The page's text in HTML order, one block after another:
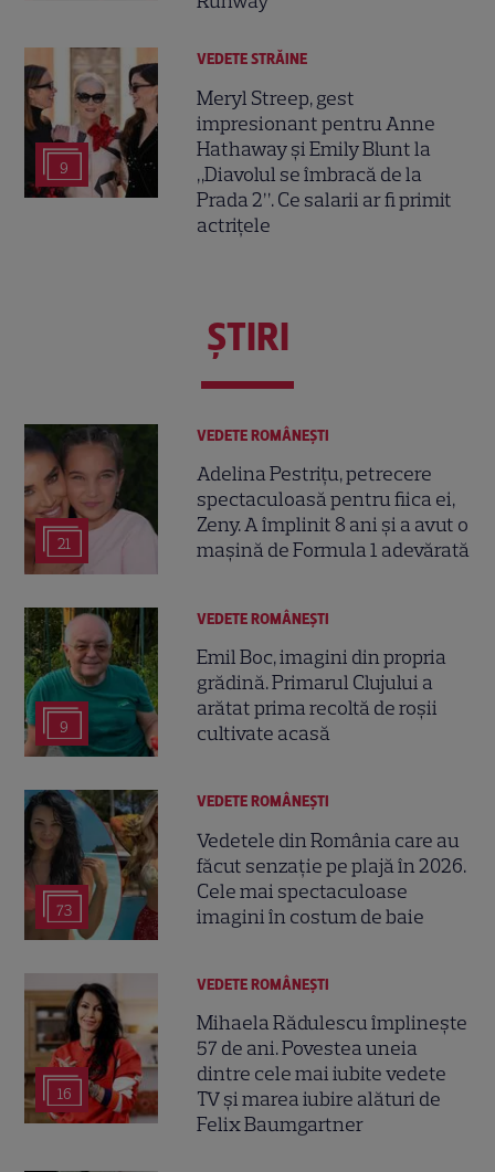
9
VEDETE STRĂINE
Meryl Streep, gest
impresionant pentru Anne
Hathaway și Emily Blunt la
„Diavolul se îmbracă de la
Prada 2”. Ce salarii ar fi primit
actrițele
ŞTIRI
21
VEDETE ROMÂNEŞTI
Adelina Pestrițu, petrecere
spectaculoasă pentru fiica ei,
Zeny. A împlinit 8 ani și a avut o
mașină de Formula 1 adevărată
9
VEDETE ROMÂNEŞTI
Emil Boc, imagini din propria
grădină. Primarul Clujului a
arătat prima recoltă de roșii
cultivate acasă
73
VEDETE ROMÂNEŞTI
Vedetele din România care au
făcut senzație pe plajă în 2026.
Cele mai spectaculoase
imagini în costum de baie
16
VEDETE ROMÂNEŞTI
Mihaela Rădulescu împlinește
57 de ani. Povestea uneia
dintre cele mai iubite vedete
TV și marea iubire alături de
Felix Baumgartner